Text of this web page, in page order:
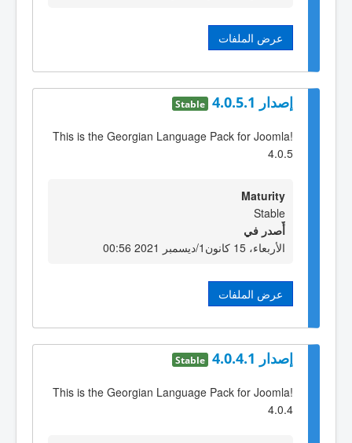
عرض الملفات
إصدار 4.0.5.1 Stable
This is the Georgian Language Pack for Joomla!
4.0.5
Maturity
Stable
أٌصدر في
الأربعاء، 15 كانون1/ديسمبر 2021 00:56
عرض الملفات
إصدار 4.0.4.1 Stable
This is the Georgian Language Pack for Joomla!
4.0.4